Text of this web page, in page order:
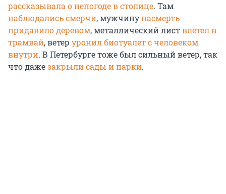
рассказывала о непогоде в столице. Там
наблюдались смерчи, мужчинунасмерть
придавило деревом, металлический листвлетел в
трамвай, ветер уронил биотуалет с человеком
внутри. В Петербурге тоже был сильный ветер, так
что дажезакрыли сады и парки.